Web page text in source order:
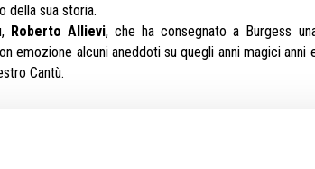
della sua storia.
Roberto Allievi, che ha consegnato a Burgess
emozione alcuni aneddoti su quegli anni magici anni
Cantù.